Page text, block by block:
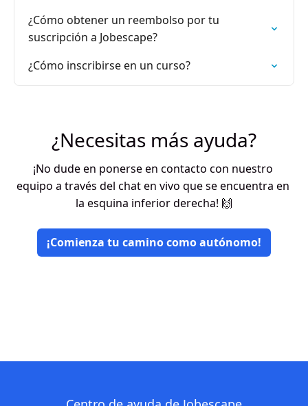
¿Cómo obtener un reembolso por tu
suscripción a Jobescape?
¿Cómo inscribirse en un curso?
¿Necesitas más ayuda?
¡No dude en ponerse en contacto con nuestro
equipo a través del chat en vivo que se encuentra en
la esquina inferior derecha! 🙌
¡Comienza tu camino como autónomo!